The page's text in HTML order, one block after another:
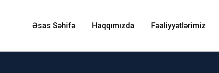
Əsas Səhifə Haqqımızda Fəaliyyətlərimiz